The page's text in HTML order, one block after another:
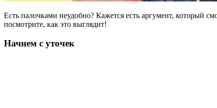
Есть палочками неудобно? Кажется есть аргумент, который
посмотрите, как это выглядит!
Начнем с уточек